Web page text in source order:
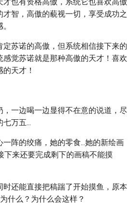
才智，高傲的藐视一切，享受成功之
苏诺的高傲，但系统相信接下来的
觉苏诺就是那种高傲的天才！喜欢
天才！
一边喝一边显得不在意的说道，尽
万五...
阵的绞痛，她的零食...她的新绘画
下来还要完成剩下的画稿不能摸
时还能直接把稿踹了开始摸鱼，原本
什么？为什么会这样？